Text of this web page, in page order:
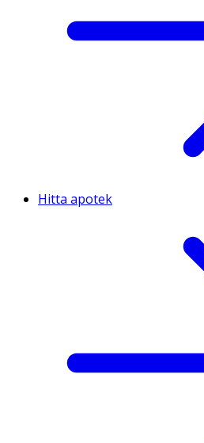
Hitta apotek